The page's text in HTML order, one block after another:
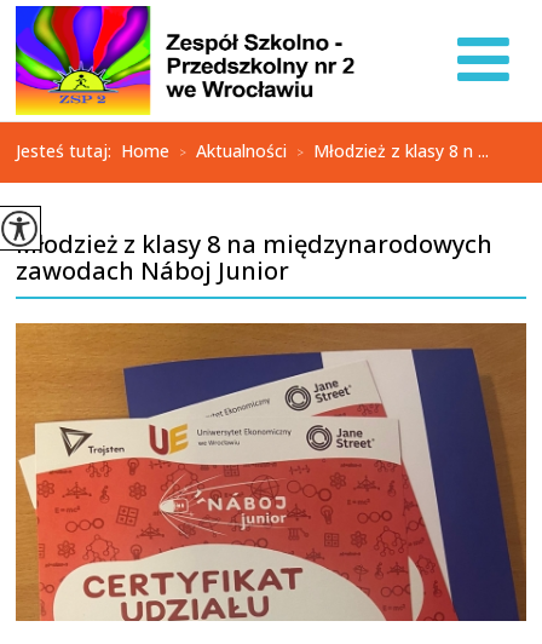
Jesteś tutaj: Home > Aktualności > Młodzież z klasy 8 n ...
Młodzież z klasy 8 na międzynarodowych
zawodach Náboj Junior